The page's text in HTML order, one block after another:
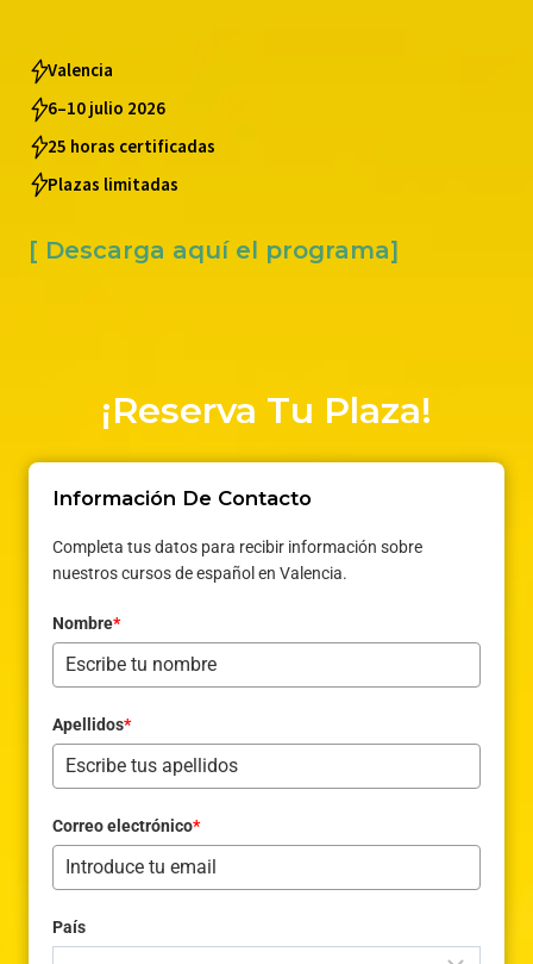
Valencia
6–10 julio 2026
25 horas certificadas
Plazas limitadas
[ Descarga aquí el programa]
¡Reserva Tu Plaza!
Información De Contacto
Completa tus datos para recibir información sobre
nuestros cursos de español en Valencia.
Nombre*
Apellidos*
Correo electrónico*
País